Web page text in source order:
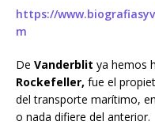
https://
m
De Vanderblit ya hemos
Rockefeller, fue el
del transporte marítimo,
o nada difiere del anterior.